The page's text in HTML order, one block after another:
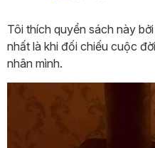
Tôi thích quyển sách này
nhất là khi đối chiếu cuộc
nhân mình.